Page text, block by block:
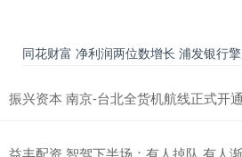
同花财富 净利润两位数增长 浦发银行
振兴资本 南京-台北全货机航线正式开
益丰配资 智驾下半场：有人掉队 有人